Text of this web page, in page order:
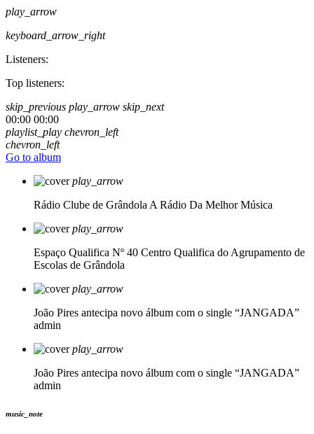
play_arrow
keyboard_arrow_right
Listeners:
Top listeners:
skip_previous play_arrow skip_next
00:00 00:00
playlist_play chevron_left
chevron_left
Go to album
play_arrow
Rádio Clube de Grândola A Rádio Da Melhor Música
play_arrow
Espaço Qualifica Nº 40 Centro Qualifica do Agrupamento de
Escolas de Grândola
play_arrow
João Pires antecipa novo álbum com o single “JANGADA”
admin
play_arrow
João Pires antecipa novo álbum com o single “JANGADA”
admin
music_note